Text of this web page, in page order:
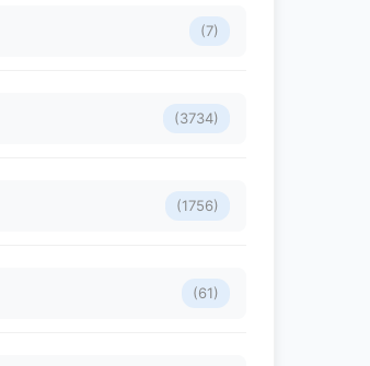
(7)
(3734)
(1756)
(61)